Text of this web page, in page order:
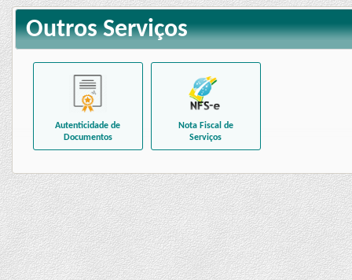
Outros Serviços
Autenticidade de
Documentos
Nota Fiscal de
Serviços